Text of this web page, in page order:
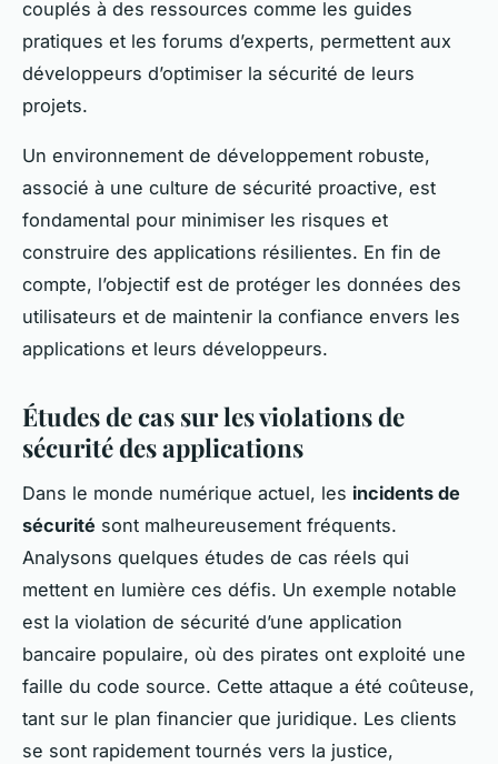
couplés à des ressources comme les guides
pratiques et les forums d’experts, permettent aux
développeurs d’optimiser la sécurité de leurs
projets.
Un environnement de développement robuste,
associé à une culture de sécurité proactive, est
fondamental pour minimiser les risques et
construire des applications résilientes. En fin de
compte, l’objectif est de protéger les données des
utilisateurs et de maintenir la confiance envers les
applications et leurs développeurs.
Études de cas sur les violations de
sécurité des applications
Dans le monde numérique actuel, les incidents de
sécurité sont malheureusement fréquents.
Analysons quelques études de cas réels qui
mettent en lumière ces défis. Un exemple notable
est la violation de sécurité d’une application
bancaire populaire, où des pirates ont exploité une
faille du code source. Cette attaque a été coûteuse,
tant sur le plan financier que juridique. Les clients
se sont rapidement tournés vers la justice,